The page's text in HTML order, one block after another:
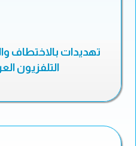
تهديدات بالاختطاف
التلفزيون